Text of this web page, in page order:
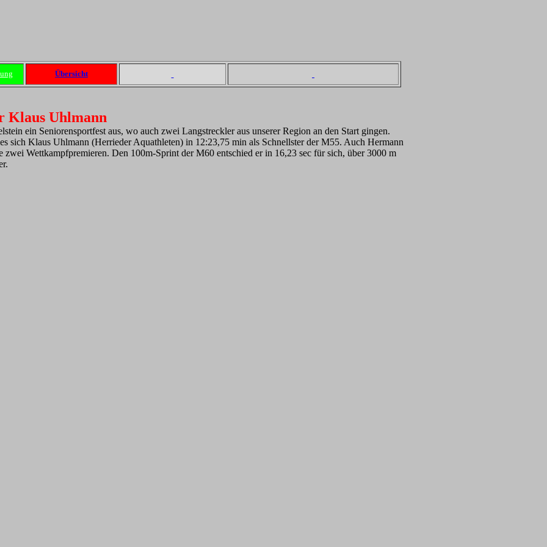
Übersicht
Klaus Uhlmann
ein Seniorensportfest aus, wo auch zwei Langstreckler aus unserer Region an den Start gingen.
sich Klaus Uhlmann (Herrieder Aquathleten) in 12:23,75 min als Schnellster der M55. Auch Hermann
Wettkampfpremieren. Den 100m-Sprint der M60 entschied er in 16,23 sec für sich, über 3000 m